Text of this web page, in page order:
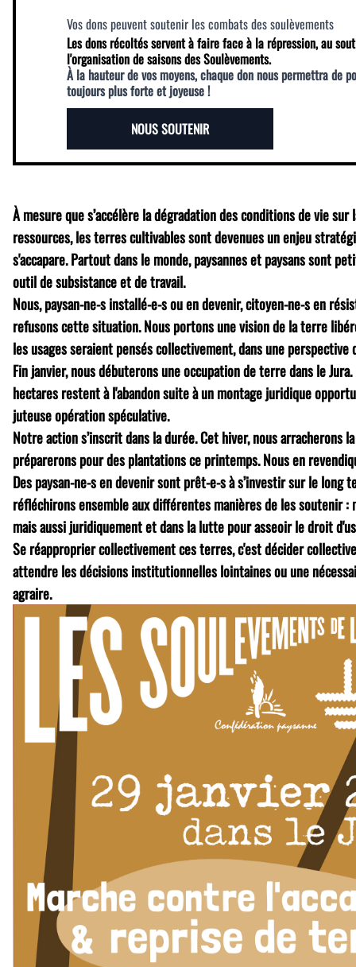
Vos dons peuvent soutenir les combats des soulèvements
Les dons récoltés servent à faire face à la répression, au
l'organisation de saisons des Soulèvements.
À la hauteur de vos moyens, chaque don nous permettra de
toujours plus forte et joyeuse !
NOUS SOUTENIR
À mesure que s’accélère la dégradation des conditions de vie
ressources, les terres cultivables sont devenues un enjeu
s'accapare. Partout dans le monde, paysannes et paysans sont
outil de subsistance et de travail.
Nous, paysan-ne-s installé-e-s ou en devenir, citoyen-ne-s en
refusons cette situation. Nous portons une vision de la terre
les usages seraient pensés collectivement, dans une
Fin janvier, nous débuterons une occupation de terre dans le Jura.
hectares restent à l'abandon suite à un montage juridique
juteuse opération spéculative.
Notre action s’inscrit dans la durée. Cet hiver, nous arracherons
préparerons pour des plantations ce printemps. Nous en
Des paysan-ne-s en devenir sont prêt-e-s à s’investir sur le long
réfléchirons ensemble aux différentes manières de les soutenir
mais aussi juridiquement et dans la lutte pour asseoir le droit
Se réapproprier collectivement ces terres, c'est décider
attendre les décisions institutionnelles lointaines ou une
agraire.